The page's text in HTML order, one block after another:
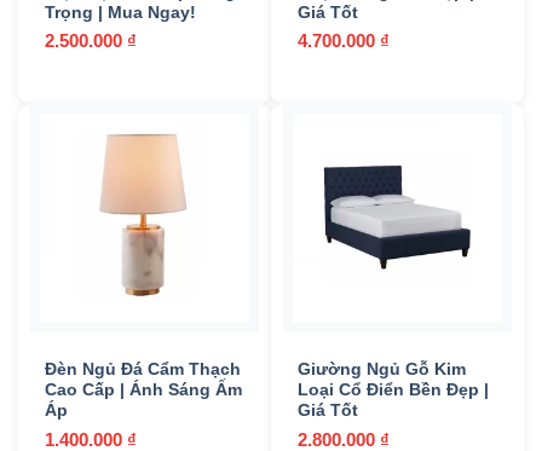
Trọng | Mua Ngay!
2.500.000 ₫
Giá Tốt
4.700.000 ₫
Đèn Ngủ Đá Cẩm Thạch
Cao Cấp | Ánh Sáng Ấm
Áp
1.400.000 ₫
Giường Ngủ Gỗ Kim
Loại Cổ Điển Bền Đẹp |
Giá Tốt
2.800.000 ₫